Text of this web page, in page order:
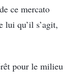
ce mercato
lui qu’il s’agit,
pour le milieu